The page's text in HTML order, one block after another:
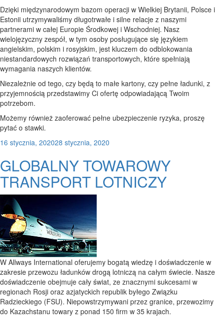
Dzięki międzynarodowym bazom operacji w Wielkiej Brytanii, Polsce i
Estonii utrzymywaliśmy długotrwałe i silne relacje z naszymi
partnerami w całej Europie Środkowej i Wschodniej. Nasz
wielojęzyczny zespół, w tym osoby posługujące się językiem
angielskim, polskim i rosyjskim, jest kluczem do odblokowania
niestandardowych rozwiązań transportowych, które spełniają
wymagania naszych klientów.
Niezależnie od tego, czy będą to małe kartony, czy pełne ładunki, z
przyjemnością przedstawimy Ci ofertę odpowiadającą Twoim
potrzebom.
Możemy również zaoferować pełne ubezpieczenie ryzyka, proszę
pytać o stawki.
Posted
16 stycznia, 202028 stycznia, 2020
GLOBALNY TOWAROWY
TRANSPORT LOTNICZY
W Allways International oferujemy bogatą wiedzę i doświadczenie w
zakresie przewozu ładunków drogą lotniczą na całym świecie. Nasze
doświadczenie obejmuje cały świat, ze znacznymi sukcesami w
regionach Rosji oraz azjatyckich republik byłego Związku
Radzieckiego (FSU). Niepowstrzymywani przez granice, przewozimy
do Kazachstanu towary z ponad 150 firm w 35 krajach.